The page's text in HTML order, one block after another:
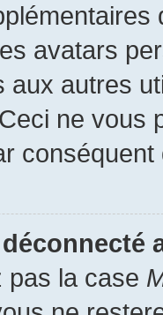
avatars
aux autres
ne vous
conséquent
pas la case